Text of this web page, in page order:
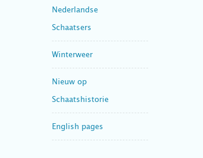
Nederlandse
Schaatsers
Winterweer
Nieuw op
Schaatshistorie
English pages